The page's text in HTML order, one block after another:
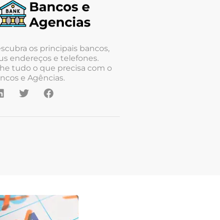
os principais bancos,
endereços e telefones.
tudo o que precisa com o
e Agências.